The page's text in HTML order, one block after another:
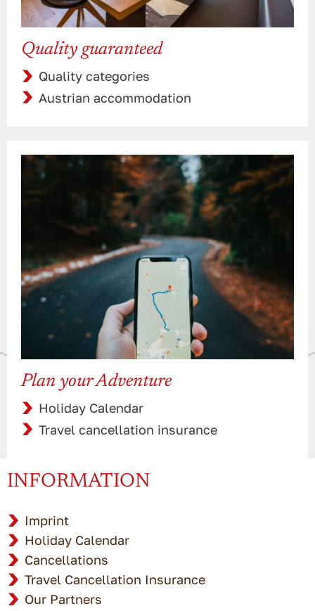
Quality guaranteed
Quality categories
Austrian accommodation
Plan your Adventure
Holiday Calendar
Travel cancellation insurance
INFORMATION
Imprint
Holiday Calendar
Cancellations
Travel Cancellation Insurance
Our Partners